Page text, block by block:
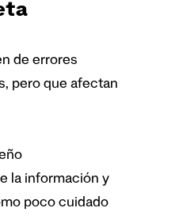
de errores
pero que afectan
la información y
poco cuidado